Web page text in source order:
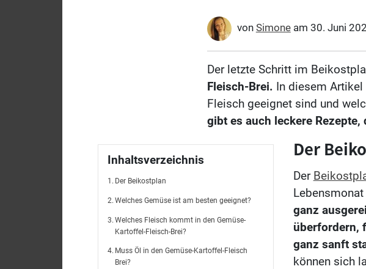
von Simoneam 30. Juni
Der letzte Schritt im
Fleisch-Brei. In diesem Artikel
Fleisch geeignet sind und
gibt es auch leckere
Inhaltsverzeichnis
Der Beikostplan
Welches Gemüse ist am besten geeignet?
Welches Fleisch kommt in den Gemüse-
Kartoffel-Fleisch-Brei?
Muss Öl in den Gemüse-Kartoffel-Fleisch
Brei?
Der
Der
ganz
überfordern,
ganz sanft
können sich